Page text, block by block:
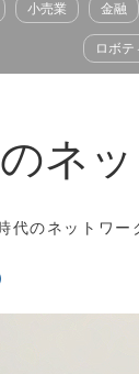
小売業 金融
ロボテ
のネ
代のネットワ